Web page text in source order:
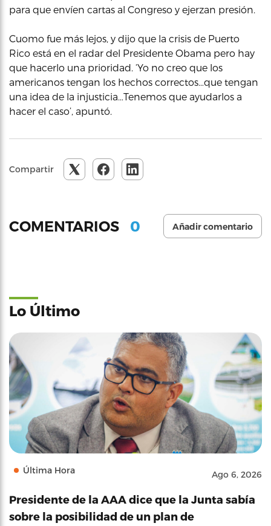
para que envíen cartas al Congreso y ejerzan presión.
Cuomo fue más lejos, y dijo que la crisis de Puerto
Rico está en el radar del Presidente Obama pero hay
que hacerlo una prioridad. ‘Yo no creo que los
americanos tengan los hechos correctos…que tengan
una idea de la injusticia…Tenemos que ayudarlos a
hacer el caso’, apuntó.
Compartir
COMENTARIOS 0 Añadir comentario
Lo Último
Última Hora Ago 6, 2026
Presidente de la AAA dice que la Junta sabía
sobre la posibilidad de un plan de